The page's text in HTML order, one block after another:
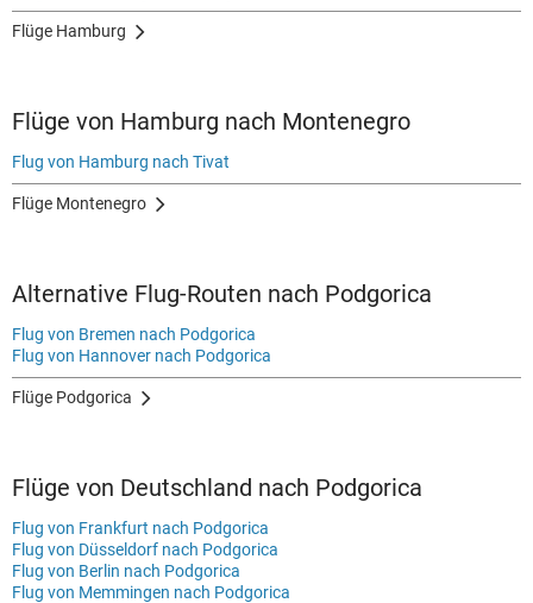
Flüge Hamburg
Flüge von Hamburg nach Montenegro
Flug von Hamburg nach Tivat
Flüge Montenegro
Alternative Flug-Routen nach Podgorica
Flug von Bremen nach Podgorica
Flug von Hannover nach Podgorica
Flüge Podgorica
Flüge von Deutschland nach Podgorica
Flug von Frankfurt nach Podgorica
Flug von Düsseldorf nach Podgorica
Flug von Berlin nach Podgorica
Flug von Memmingen nach Podgorica